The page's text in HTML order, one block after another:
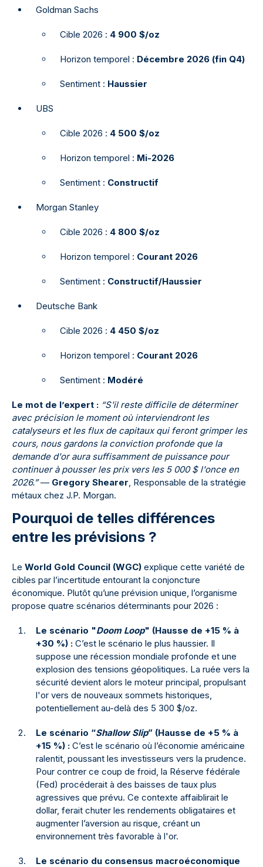
Goldman Sachs
Cible 2026 : 4 900 $/oz
Horizon temporel : Décembre 2026 (fin Q4)
Sentiment : Haussier
UBS
Cible 2026 : 4 500 $/oz
Horizon temporel : Mi-2026
Sentiment : Constructif
Morgan Stanley
Cible 2026 : 4 800 $/oz
Horizon temporel : Courant 2026
Sentiment : Constructif/Haussier
Deutsche Bank
Cible 2026 : 4 450 $/oz
Horizon temporel : Courant 2026
Sentiment : Modéré
Le mot de l’expert : “S'il reste difficile de déterminer
avec précision le moment où interviendront les
catalyseurs et les flux de capitaux qui feront grimper les
cours, nous gardons la conviction profonde que la
demande d'or aura suffisamment de puissance pour
continuer à pousser les prix vers les 5 000 $ l'once en
2026.”— Gregory Shearer , Responsable de la stratégie
métaux chez J.P. Morgan.
Pourquoi de telles différences
entre les prévisions ?
Le World Gold Council (WGC) explique cette variété de
cibles par l’incertitude entourant la conjoncture
économique. Plutôt qu’une prévision unique, l’organisme
propose quatre scénarios déterminants pour 2026 :
Le scénario "Doom Loop" (Hausse de +15 % à
+30 %) : C’est le scénario le plus haussier. Il
suppose une récession mondiale profonde et une
explosion des tensions géopolitiques. La ruée vers la
sécurité devient alors le moteur principal, propulsant
l'or vers de nouveaux sommets historiques,
potentiellement au-delà des 5 300 $/oz.
Le scénario “Shallow Slip” (Hausse de +5 % à
+15 %) : C’est le scénario où l’économie américaine
ralentit, poussant les investisseurs vers la prudence.
Pour contrer ce coup de froid, la Réserve fédérale
(Fed) procéderait à des baisses de taux plus
agressives que prévu. Ce contexte affaiblirait le
dollar, ferait chuter les rendements obligataires et
augmenter l’aversion au risque, créant un
environnement très favorable à l'or.
Le scénario du consensus macroéconomique